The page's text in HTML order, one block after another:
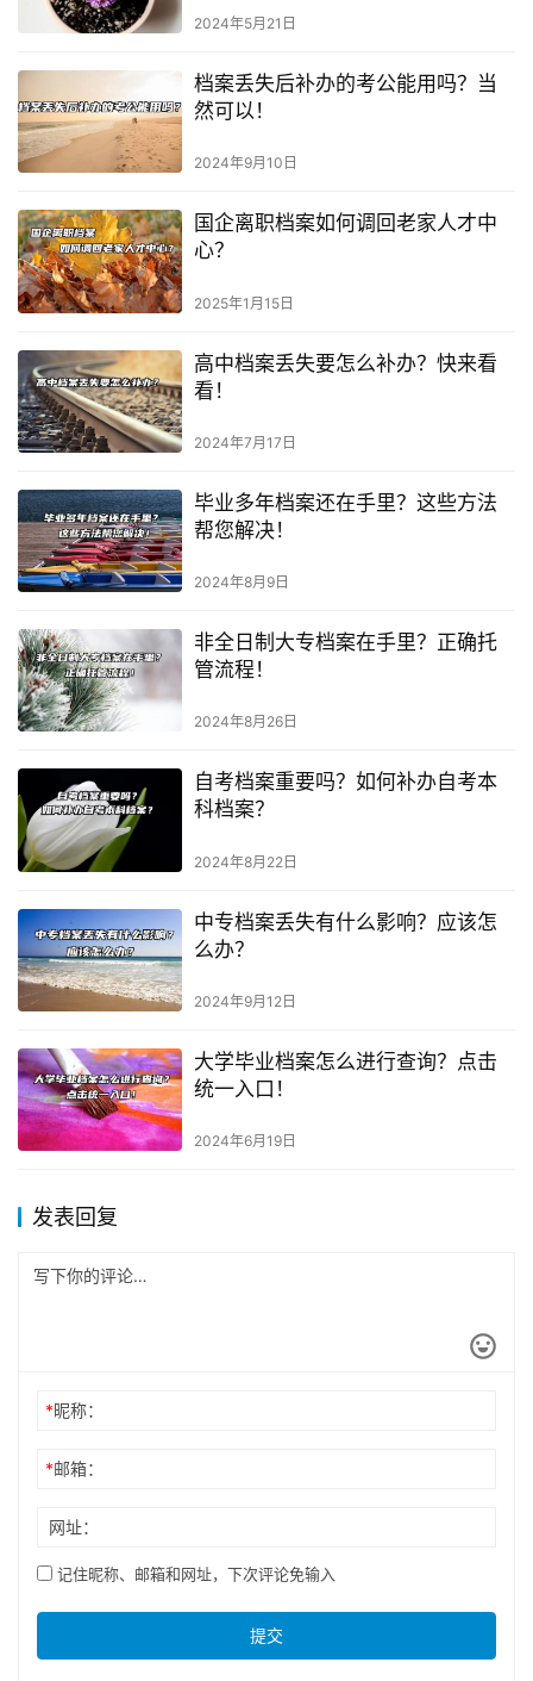
2024年5月21日
档案丢失后补办的考公能用吗？当
然可以！
2024年9月10日
国企离职档案如何调回老家人才中
心？
2025年1月15日
高中档案丢失要怎么补办？快来看
看！
2024年7月17日
毕业多年档案还在手里？这些方法
帮您解决！
2024年8月9日
非全日制大专档案在手里？正确托
管流程！
2024年8月26日
自考档案重要吗？如何补办自考本
科档案？
2024年8月22日
中专档案丢失有什么影响？应该怎
么办？
2024年9月12日
大学毕业档案怎么进行查询？点击
统一入口！
2024年6月19日
发表回复
*昵称：
*邮箱：
网址：
记住昵称、邮箱和网址，下次评论免输入
提交